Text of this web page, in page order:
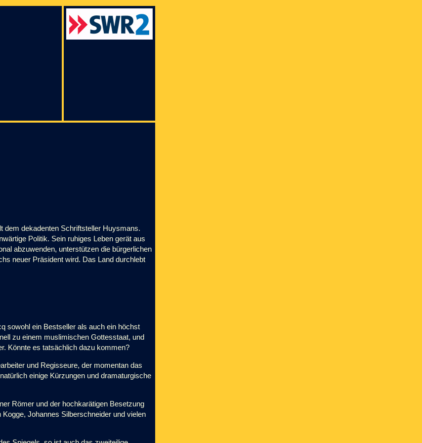
dem dekadenten Schriftsteller Huysmans.
Politik. Sein ruhiges Leben gerät aus
abzuwenden, unterstützen die bürgerlichen
neuer Präsident wird. Das Land durchlebt
sowohl ein Bestseller als auch ein höchst
zu einem muslimischen Gottesstaat, und
Könnte es tatsächlich dazu kommen?
und Regisseure, der momentan das
einige Kürzungen und dramaturgische
Römer und der hochkarätigen Besetzung
Johannes Silberschneider und vielen